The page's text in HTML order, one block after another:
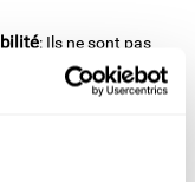
: Ils ne sont pas
les expressions
sont souvent